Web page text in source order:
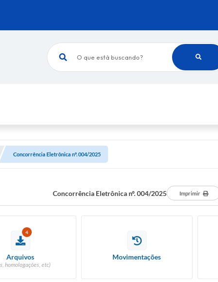
O que está buscando?
Concorrência Eletrônica nº. 004/2025
Concorrência Eletrônica nº. 004/2025 Imprimir
4
Arquivos
homologações, etc)
Movimentações